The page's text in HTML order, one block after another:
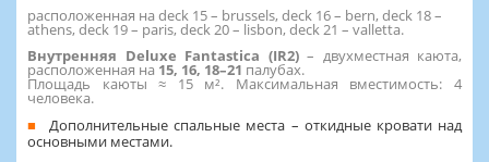
расположенная на deck 15 – brussels, deck 16 – bern, deck 18 –
athens, deck 19 – paris, deck 20 – lisbon, deck 21 – valletta.
Внутренняя Deluxe Fantastica (IR2) – двухместная каюта,
расположенная на 15, 16, 18–21 палубах.
Площадь каюты ≈ 15 м². Максимальная вместимость: 4
человека.
Дополнительные спальные места – откидные кровати над
основными местами.